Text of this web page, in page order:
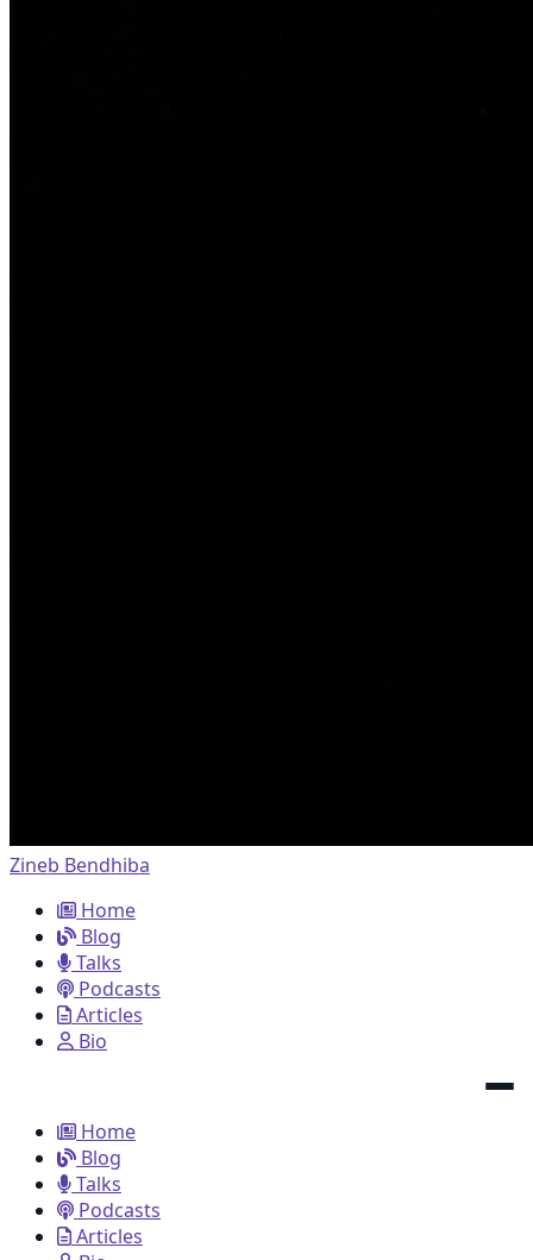
Zineb Bendhiba
Home
Blog
Talks
Podcasts
Articles
Bio
Home
Blog
Talks
Podcasts
Articles